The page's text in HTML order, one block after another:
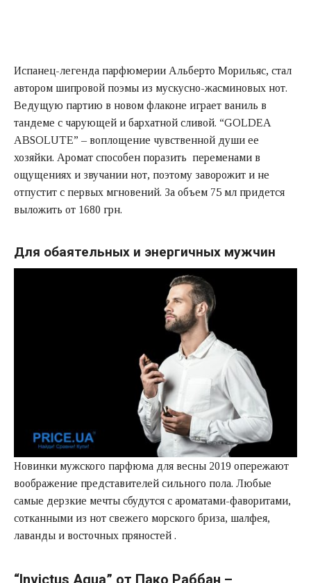
Испанец-легенда парфюмерии Альберто Морильяс, стал
автором шипровой поэмы из мускусно-жасминовых нот.
Ведущую партию в новом флаконе играет ваниль в
тандеме с чарующей и бархатной сливой. “GOLDEA
ABSOLUTE” – воплощение чувственной души ее
хозяйки. Аромат способен поразить переменами в
ощущениях и звучании нот, поэтому заворожит и не
отпустит с первых мгновений. За объем 75 мл придется
выложить от 1680 грн.
Для обаятельных и энергичных мужчин
Новинки мужского парфюма для весны 2019 опережают
воображение представителей сильного пола. Любые
самые дерзкие мечты сбудутся с ароматами-фаворитами,
сотканными из нот свежего морского бриза, шалфея,
лаванды и восточных пряностей .
“Invictus Aqua” от Пако Раббан –